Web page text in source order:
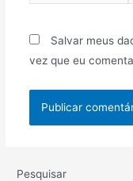
Salvar meus
vez que eu
Pesquisar